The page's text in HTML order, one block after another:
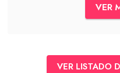
VER
VER LISTADO